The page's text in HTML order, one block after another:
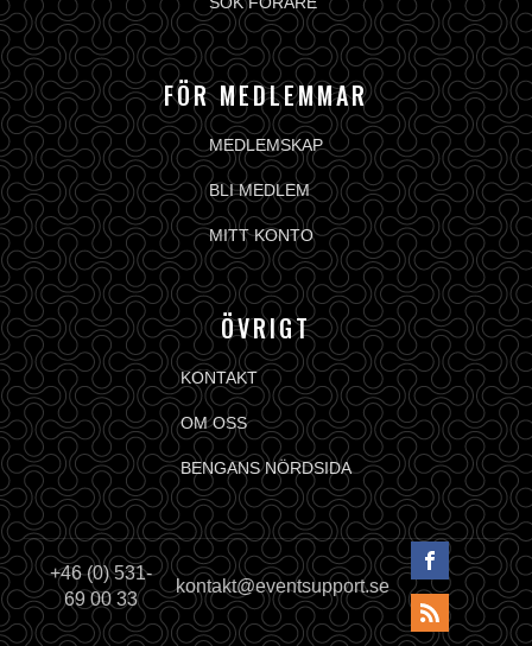
FÖR MEDLEMMAR
MEDLEMSKAP
BLI MEDLEM
MITT KONTO
ÖVRIGT
KONTAKT
OM OSS
BENGANS NÖRDSIDA
+46 (0) 531-
69 00 33
kontakt@eventsupport.se